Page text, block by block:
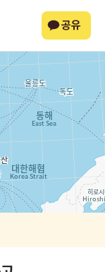
공유